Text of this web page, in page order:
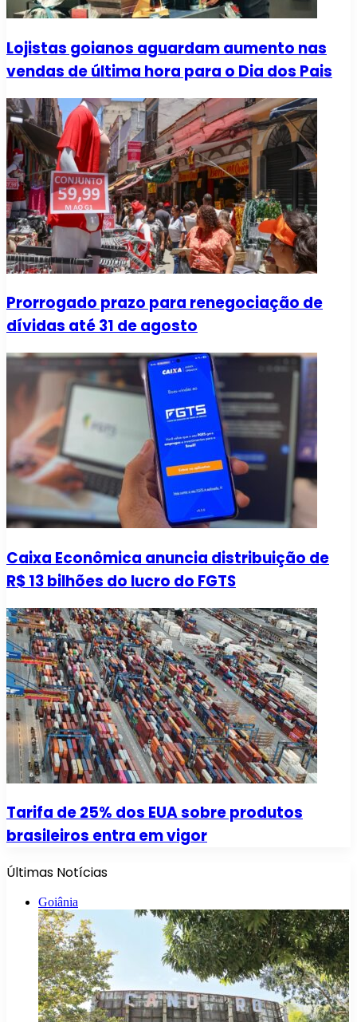
Lojistas goianos aguardam aumento nas
vendas de última hora para o Dia dos Pais
Prorrogado prazo para renegociação de
dívidas até 31 de agosto
Caixa Econômica anuncia distribuição de
R$ 13 bilhões do lucro do FGTS
Tarifa de 25% dos EUA sobre produtos
brasileiros entra em vigor
Últimas Notícias
Goiânia